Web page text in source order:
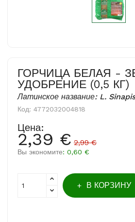
ГОРЧИЦА БЕЛАЯ -
УДОБРЕНИЕ (0,5 КГ)
Латинское название: L.
Код: 4772032004818
Цена:
2,39 € 2,99 €
Вы экономите: 0,60 €
В КОРЗИНУ